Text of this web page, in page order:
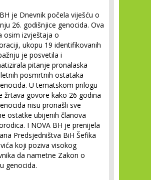
je Dnevnik počela viješću o
26. godišnjice genocida. Ova
osim izvještaja o
ukopu 19 identifikovanih
je posvetila i
pitanje pronalaska
posmrtnih ostataka
U tematskom prilogu
žrtava govore kako 26 godina
nisu pronašli sve
ostatke ubijenih članova
I NOVA BH je prenijela
Predsjedništva BiH Šefika
koji poziva visokog
da nametne Zakon o
genocida.